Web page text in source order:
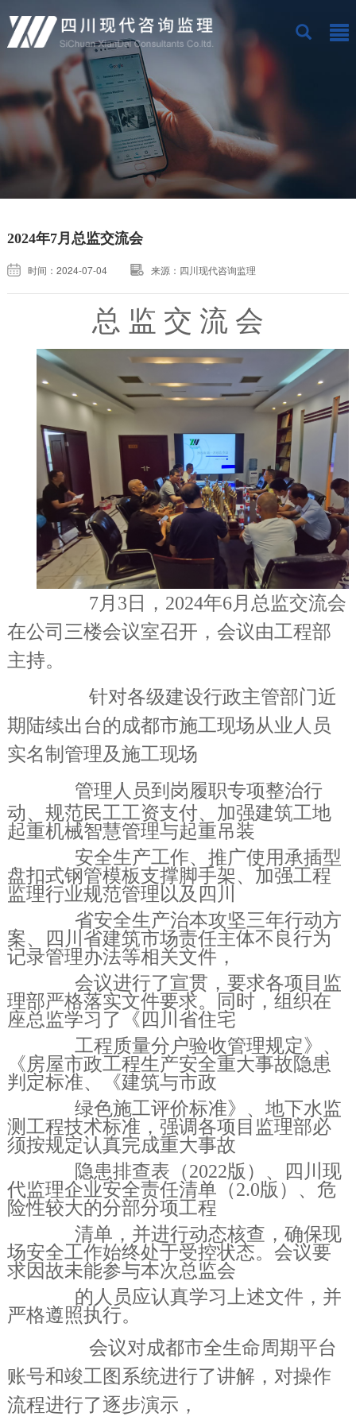
2024年7月总监交流会
时间：2024-07-04 来源：四川现代咨询监理
总 监 交 流 会
7月3日，2024年6月总监交流会
在公司三楼会议室召开，会议由工程部
主持。
针对各级建设行政主管部门近
期陆续出台的成都市施工现场从业人员
实名制管理及施工现场
管理人员到岗履职专项整治行
动、规范民工工资支付、加强建筑工地
起重机械智慧管理与起重吊装
安全生产工作、 推广使用承插型
盘扣式钢管模板支撑脚手架、加强工程
监理行业规范管理以及四川
省安全生产治本攻坚三年行动方
案、四川省建筑市场责任主体不良行为
记录管理办法等相关文件，
会议进行了宣贯，要求各项目 监
理部严格落实文件要求。同时，组织在
座总监学习了《四川省住宅
工程质量分户验收管理规定》、
《房屋市政工程生产安全重大事故隐患
判定标准、《建筑与市政
绿色施工评价标准》、地下水监
测工程技术标准，强调各项目监理部必
须按规定认真完成重大事故
隐患排查表（2022版）、四川现
代监理企业安全责任清单（2.0版）、危
险性较大的分部分项工程
清单，并进行动态核查，确保现
场安全工作始终处于受控状态。会议要
求因故未能参与本次总监会
的人员应认真学习上述文件，并
严格遵照执行。
会议对成都市全生命周期平台
账号和竣工图系统进行了讲解，对操作
流程进行了逐步演示，